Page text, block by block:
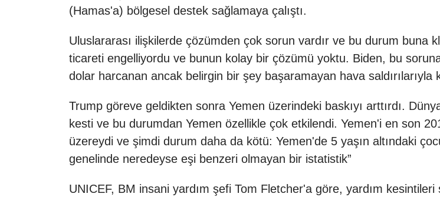
(Hamas'a) bölgesel destek sağlamaya çalıştı.
Uluslararası ilişkilerde çözümden çok sorun vardır ve bu durum buna
ticareti engelliyordu ve bunun kolay bir çözümü yoktu. Biden, bu
dolar harcanan ancak belirgin bir şey başaramayan hava saldırılarıyla
Trump göreve geldikten sonra Yemen üzerindeki baskıyı arttırdı.
kesti ve bu durumdan Yemen özellikle çok etkilendi. Yemen'i en son
üzereydi ve şimdi durum daha da kötü: Yemen'de 5 yaşın altındaki
genelinde neredeyse eşi benzeri olmayan bir istatistik”
UNICEF, BM insani yardım şefi Tom Fletcher'a göre, yardım